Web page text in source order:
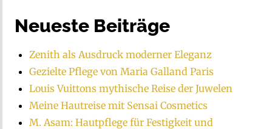
Neueste Beiträge
Zenith als Ausdruck moderner Eleganz
Gezielte Pflege von Maria Galland Paris
Louis Vuittons mythische Reise der Juwelen
Meine Hautreise mit Sensai Cosmetics
M. Asam: Hautpflege für Festigkeit und